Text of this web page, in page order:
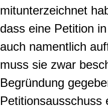
mitunterzeichnet
dass eine Petition
auch namentlich
muss sie zwar
Begründung
Petitionsausschuss